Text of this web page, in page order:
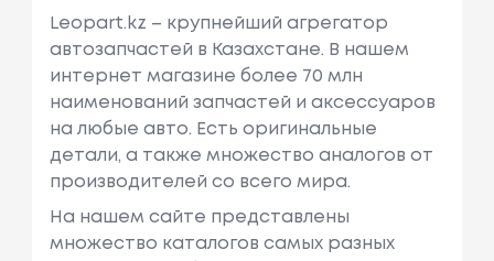
Leopart.kz – крупнейший агрегатор
автозапчастей в Казахстане. В нашем
интернет магазине более 70 млн
наименований запчастей и аксессуаров
на любые авто. Есть оригинальные
детали, а также множество аналогов от
производителей со всего мира.
На нашем сайте представлены
множество каталогов самых разных